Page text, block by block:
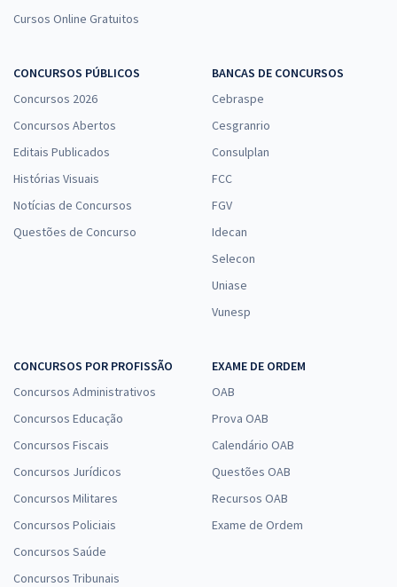
Cursos Online Gratuitos
CONCURSOS PÚBLICOS
Concursos 2026
Concursos Abertos
Editais Publicados
Histórias Visuais
Notícias de Concursos
Questões de Concurso
BANCAS DE CONCURSOS
Cebraspe
Cesgranrio
Consulplan
FCC
FGV
Idecan
Selecon
Uniase
Vunesp
CONCURSOS POR PROFISSÃO
Concursos Administrativos
Concursos Educação
Concursos Fiscais
Concursos Jurídicos
Concursos Militares
Concursos Policiais
Concursos Saúde
Concursos Tribunais
EXAME DE ORDEM
OAB
Prova OAB
Calendário OAB
Questões OAB
Recursos OAB
Exame de Ordem